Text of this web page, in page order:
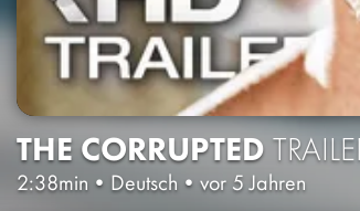
THE CORRUPTED
2:38min • Deutsch • vor 5 Jahren